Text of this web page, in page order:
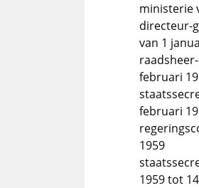
ministerie
directeur-
van 1
februari
februari
1959
1959 tot